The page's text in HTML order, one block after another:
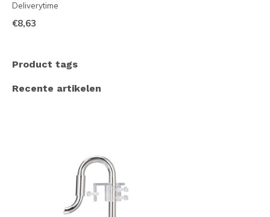
Deliverytime
€8,63
Product tags
Recente artikelen